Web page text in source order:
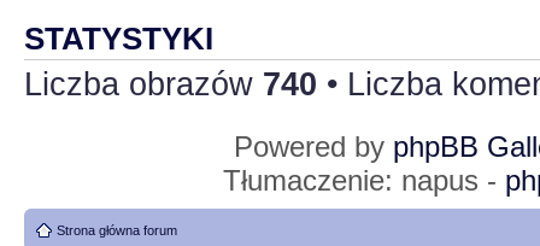
STATYSTYKI
Liczba obrazów 740 • Liczba
Powered by phpBB
Tłumaczenie: napus -
Strona główna forum